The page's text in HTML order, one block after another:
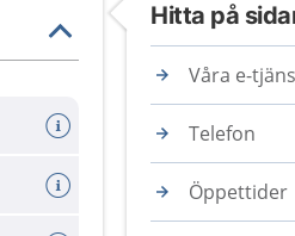
Hitta på
Våra e-
Telefon
Öppettider